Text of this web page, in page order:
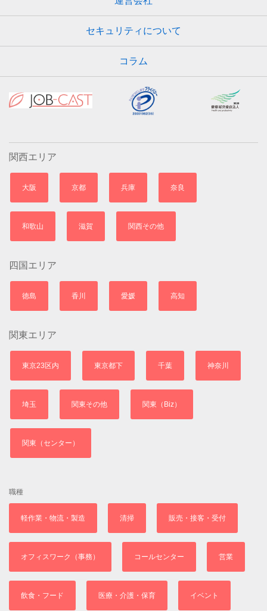
セキュリティについて
コラム
関西エリア
大阪 京都 兵庫 奈良
和歌山 滋賀 関西その他
四国エリア
徳島 香川 愛媛 高知
関東エリア
東京23区内 東京都下 千葉 神奈川
埼玉 関東その他 関東（Biz）
関東（センター）
職種
軽作業・物流・製造 清掃 販売・接客・受付
オフィスワーク（事務） コールセンター 営業
飲食・フード 医療・介護・保育 イベント